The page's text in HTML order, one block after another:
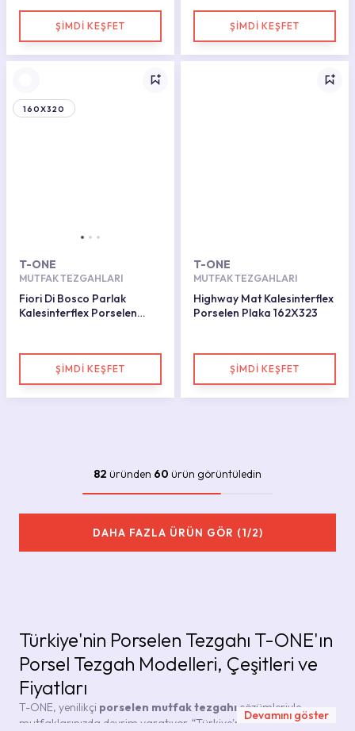
ŞİMDİ KEŞFET ŞİMDİ KEŞFET
160X320
T-ONE
MUTFAK TEZGAHLARI
Fiori Di Bosco Parlak
Kalesinterflex Porselen
ŞİMDİ KEŞFET
T-ONE
MUTFAK TEZGAHLARI
Highway Mat Kalesinterflex
Porselen Plaka 162X323
ŞİMDİ KEŞFET
82 üründen 60 ürün görüntüledin
DAHA FAZLA ÜRÜN GÖR (1/2)
Türkiye'nin Porselen Tezgahı T-ONE'ın
Porsel Tezgah Modelleri, Çeşitleri ve
Fiyatları
T-ONE, yenilikçi porselen mutfak tezgahı çözümleriyle
mutfaklarınızda devrim yaratıyor. “Türkiye'nin Mutfak Tezgahı”
Devamını göster